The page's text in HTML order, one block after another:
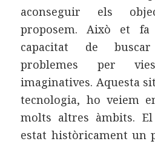
aconseguir els
proposem. Això et fa
capacitat de
problemes per
imaginatives. Aquesta
tecnologia, ho veiem
molts altres àmbits.
estat històricament un